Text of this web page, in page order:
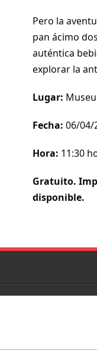
Pero la
pan ácimo
auténtica
explorar la
Lugar:
Fecha: 06/04/
Hora: 11:30
Gratuito.
disponible.